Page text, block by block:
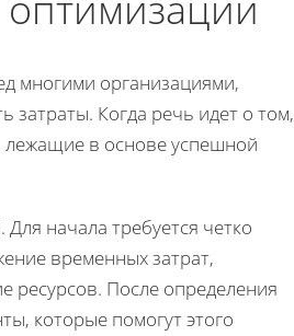
многими организациями,
затраты. Когда речь идет о том,
лежащие в основе успешной
начала требуется четко
временных затрат,
ресурсов. После определения
которые помогут этого